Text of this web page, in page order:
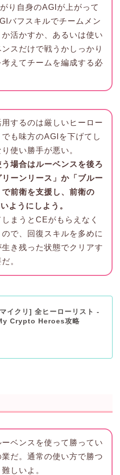
り自身のAGIが上がって
バフスキルでチームメン
活かすか、あるいは使い
スだけで戦うかしっかり
えてチームを編成する必
するのは厳しいヒーロー
も味方のAGIを下げてし
使い勝手が悪い。
場合はルーベンスを後ろ
ーンリース」か「ブルー
前衛を支援し、前衛の
ようにしよう。
まうとCEがもらえなく
で、回復スキルを多めに
生き残った状態でクリアす
。
イクリ] 全ヒーローリスト -
Crypto Heroes攻略
ベンスを使って勝ってい
業だ。通常の使い方で勝つ
しいよ。